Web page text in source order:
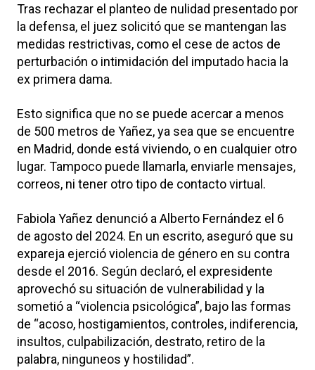
Tras rechazar el planteo de nulidad presentado por
la defensa, el juez solicitó que se mantengan las
medidas restrictivas, como el cese de actos de
perturbación o intimidación del imputado hacia la
ex primera dama.
Esto significa que no se puede acercar a menos
de 500 metros de Yañez, ya sea que se encuentre
en Madrid, donde está viviendo, o en cualquier otro
lugar. Tampoco puede llamarla, enviarle mensajes,
correos, ni tener otro tipo de contacto virtual.
Fabiola Yañez denunció a Alberto Fernández el 6
de agosto del 2024. En un escrito, aseguró que su
expareja ejerció violencia de género en su contra
desde el 2016. Según declaró, el expresidente
aprovechó su situación de vulnerabilidad y la
sometió a “violencia psicológica”, bajo las formas
de “acoso, hostigamientos, controles, indiferencia,
insultos, culpabilización, destrato, retiro de la
palabra, ninguneos y hostilidad”.